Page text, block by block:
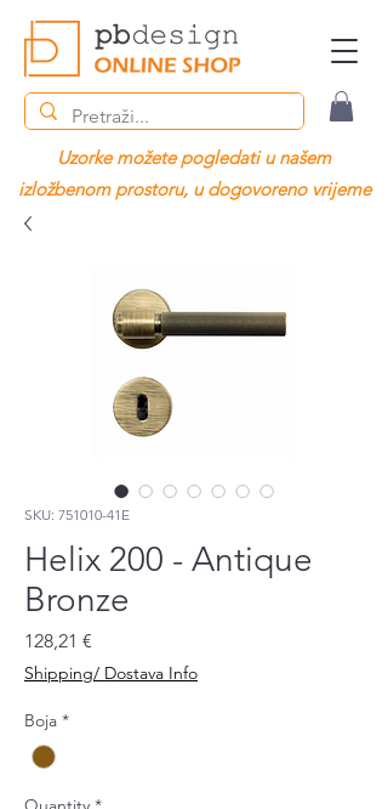
Uzorke možete pogledati u našem
izložbenom prostoru, u dogovoreno vrijeme
SKU: 751010-41E
Helix 200 - Antique
Bronze
128,21 €
Shipping/ Dostava Info
Boja *